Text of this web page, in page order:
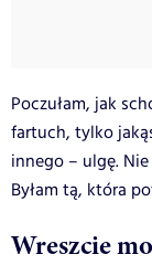
Poczułam, jak
fartuch, tylko
innego – ulgę.
Byłam tą, która
Wreszcie